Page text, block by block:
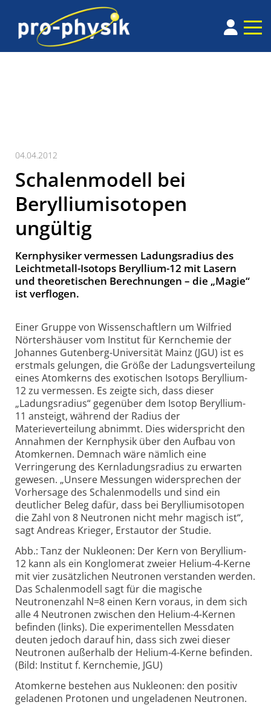
04.04.2012
Schalenmodell bei
Berylliumisotopen
ungültig
Kernphysiker vermessen Ladungsradius des
Leichtmetall-Isotops Beryllium-12 mit Lasern
und theoretischen Berechnungen – die „Magie“
ist verflogen.
Einer Gruppe von Wissenschaftlern um Wilfried
Nörtershäuser vom Institut für Kernchemie der
Johannes Gutenberg-Universität Mainz (JGU) ist es
erstmals gelungen, die Größe der Ladungsverteilung
eines Atomkerns des exotischen Isotops Beryllium-
12 zu vermessen. Es zeigte sich, dass dieser
„Ladungsradius“ gegenüber dem Isotop Beryllium-
11 ansteigt, während der Radius der
Materieverteilung abnimmt. Dies widerspricht den
Annahmen der Kernphysik über den Aufbau von
Atomkernen. Demnach wäre nämlich eine
Verringerung des Kernladungsradius zu erwarten
gewesen. „Unsere Messungen widersprechen der
Vorhersage des Schalenmodells und sind ein
deutlicher Beleg dafür, dass bei Berylliumisotopen
die Zahl von 8 Neutronen nicht mehr magisch ist“,
sagt Andreas Krieger, Erstautor der Studie.
Abb.: Tanz der Nukleonen: Der Kern von Beryllium-
12 kann als ein Konglomerat zweier Helium-4-Kerne
mit vier zusätzlichen Neutronen verstanden werden.
Das Schalenmodell sagt für die magische
Neutronenzahl N=8 einen Kern voraus, in dem sich
alle 4 Neutronen zwischen den Helium-4-Kernen
befinden (links). Die experimentellen Messdaten
deuten jedoch darauf hin, dass sich zwei dieser
Neutronen außerhalb der Helium-4-Kerne befinden.
(Bild: Institut f. Kernchemie, JGU)
Atomkerne bestehen aus Nukleonen: den positiv
geladenen Protonen und ungeladenen Neutronen.